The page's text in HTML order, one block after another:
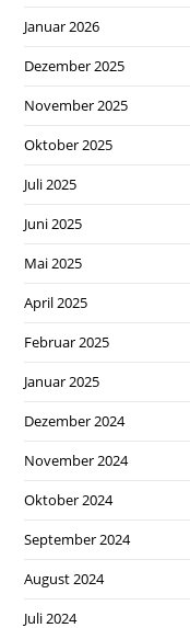
Januar 2026
Dezember 2025
November 2025
Oktober 2025
Juli 2025
Juni 2025
Mai 2025
April 2025
Februar 2025
Januar 2025
Dezember 2024
November 2024
Oktober 2024
September 2024
August 2024
Juli 2024